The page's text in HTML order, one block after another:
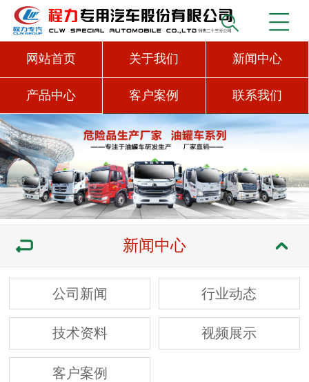
网站首页 关于我们 新闻中心
产品中心 客户案例 联系我们
新闻中心
公司新闻 行业动态
技术资料 视频展示
客户案例